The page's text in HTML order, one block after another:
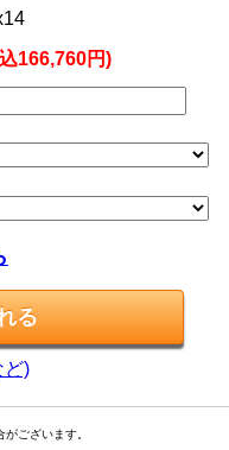
166,760円)
ど)
ございます。